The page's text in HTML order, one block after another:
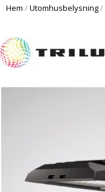
Hem /Utomhusbelysning/